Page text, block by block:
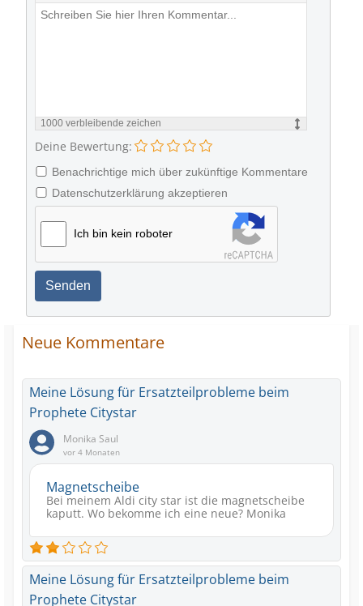
1000 verbleibende zeichen
Deine Bewertung:
Benachrichtige mich über zukünftige Kommentare
Datenschutzerklärung akzeptieren
Ich bin kein roboter
Senden
Neue Kommentare
Meine Lösung für Ersatzteilprobleme beim
Prophete Citystar
Monika Saul
vor 4 Monaten
Magnetscheibe
Bei meinem Aldi city star ist die magnetscheibe
kaputt. Wo bekomme ich eine neue? Monika
Meine Lösung für Ersatzteilprobleme beim
Prophete Citystar